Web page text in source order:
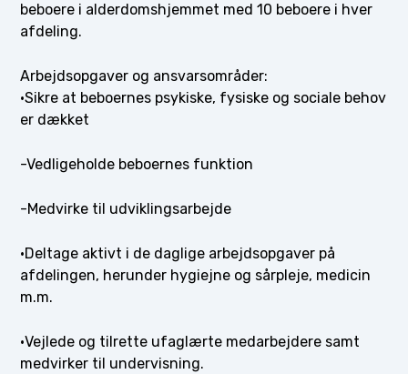
beboere i alderdomshjemmet med 10 beboere i hver
afdeling.
Arbejdsopgaver og ansvarsområder:
·Sikre at beboernes psykiske, fysiske og sociale behov
er dækket
-Vedligeholde beboernes funktion
-Medvirke til udviklingsarbejde
·Deltage aktivt i de daglige arbejdsopgaver på
afdelingen, herunder hygiejne og sårpleje, medicin
m.m.
·Vejlede og tilrette ufaglærte medarbejdere samt
medvirker til undervisning.